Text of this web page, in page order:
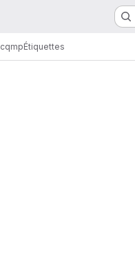
cqmpÉtiquettes